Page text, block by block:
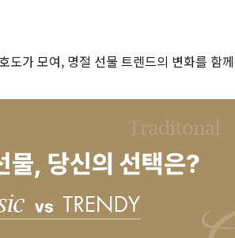
도가 모여, 명절 선물 트렌드의 변화를 함